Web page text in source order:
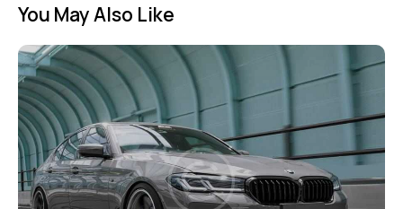
You May Also Like